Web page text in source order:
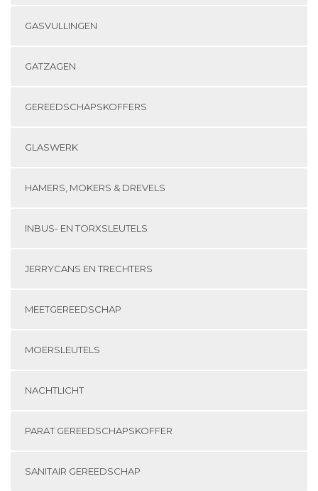
GASVULLINGEN
GATZAGEN
GEREEDSCHAPSKOFFERS
GLASWERK
HAMERS, MOKERS & DREVELS
INBUS- EN TORXSLEUTELS
JERRYCANS EN TRECHTERS
MEETGEREEDSCHAP
MOERSLEUTELS
NACHTLICHT
PARAT GEREEDSCHAPSKOFFER
SANITAIR GEREEDSCHAP